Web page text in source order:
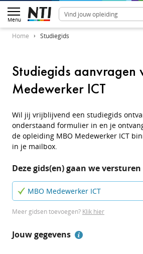
Menu
Home Studiegids
Studiegids aanvragen
Medewerker ICT
Wil jij vrijblijvend een studiegids
onderstaand formulier in en je
de opleiding MBO Medewerker ICT
in je mailbox.
Deze gids(en) gaan we versturen
MBO Medewerker ICT
Meer gidsen toevoegen? Klik hier
Jouw gegevens